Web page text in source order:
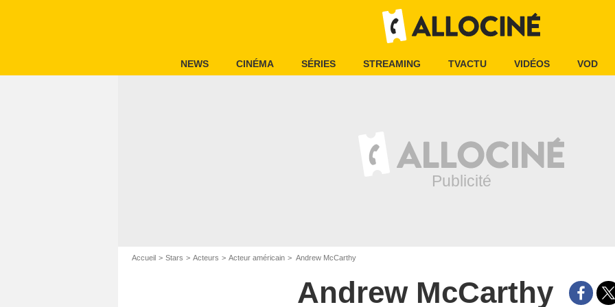
NEWS CINÉMA SÉRIES STREAMING TVACTU VIDÉOS VOD
Accueil Stars Acteurs Acteur américain Andrew McCarthy
Andrew McCarthy